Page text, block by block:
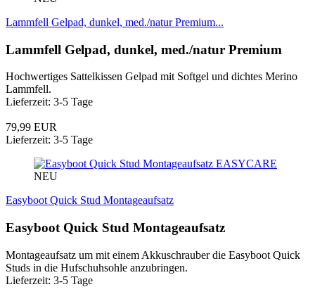
Lammfell Gelpad, dunkel, med./natur Premium...
Lammfell Gelpad, dunkel, med./natur Premium
Hochwertiges Sattelkissen Gelpad mit Softgel und dichtes Merino
Lammfell.
Lieferzeit: 3-5 Tage
79,99 EUR
Lieferzeit: 3-5 Tage
EASYCARE
NEU
Easyboot Quick Stud Montageaufsatz
Easyboot Quick Stud Montageaufsatz
Montageaufsatz um mit einem Akkuschrauber die Easyboot Quick
Studs in die Hufschuhsohle anzubringen.
Lieferzeit: 3-5 Tage